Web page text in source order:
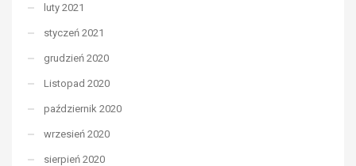
luty 2021
styczeń 2021
grudzień 2020
Listopad 2020
październik 2020
wrzesień 2020
sierpień 2020